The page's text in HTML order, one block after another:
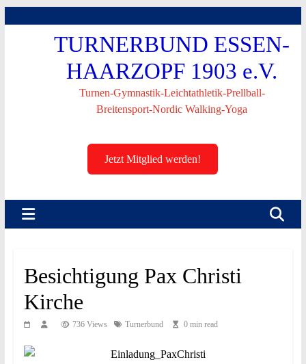
TURNERBUND ESSEN-
HAARZOPF 1903 e.V.
Turnen-Gymnastik-Leichtathletik-Prellball-
Breitensport-Nordic Walking-Yoga
Jetzt Mitglied werden!
Besichtigung Pax Christi
Kirche
736 Views Turnerbund 0 min read